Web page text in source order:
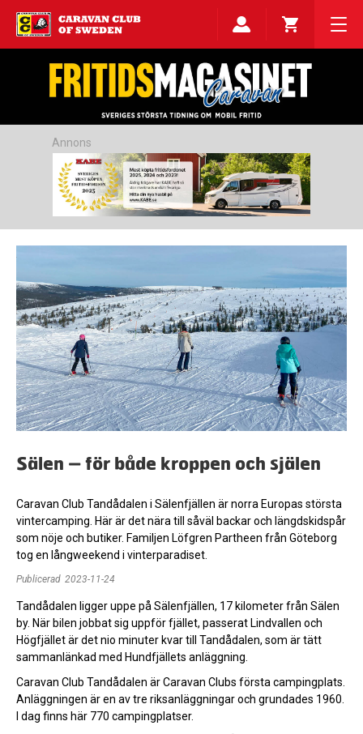
Annons
Sälen – för både kroppen och själen
Caravan Club Tandådalen i Sälenfjällen är norra Europas största
vintercamping. Här är det nära till såväl backar och längdskidspår
som nöje och butiker. Familjen Löfgren Partheen från Göteborg
tog en långweekend i vinterparadiset.
Publicerad 2023-11-24
Tandådalen ligger uppe på Sälenfjällen, 17 kilometer från Sälen
by. När bilen jobbat sig uppför fjället, passerat Lindvallen och
Högfjället är det nio minuter kvar till Tandådalen, som är tätt
sammanlänkad med Hundfjällets anläggning.
Caravan Club Tandådalen är Caravan Clubs första campingplats.
Anläggningen är en av tre riksanläggningar och grundades 1960.
I dag finns här 770 campingplatser.